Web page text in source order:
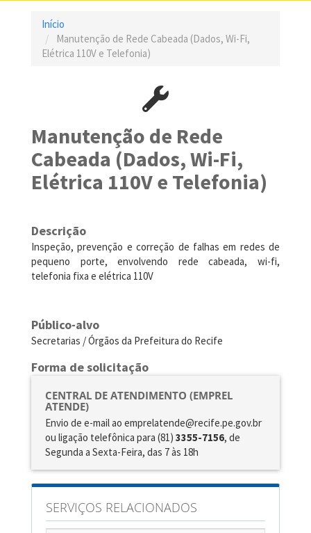
Início
Manutenção de Rede Cabeada (Dados, Wi-Fi,
Elétrica 110V e Telefonia)
Manutenção de Rede
Cabeada (Dados, Wi-Fi,
Elétrica 110V e Telefonia)
Descrição
Inspeção, prevenção e correção de falhas em redes de
pequeno porte, envolvendo rede cabeada, wi-fi,
telefonia fixa e elétrica 110V
Público-alvo
Secretarias / Órgãos da Prefeitura do Recife
Forma de solicitação
CENTRAL DE ATENDIMENTO (EMPREL
ATENDE)
Envio de e-mail ao emprelatende@recife.pe.gov.br
ou ligação telefônica para (81) 3355-7156, de
Segunda a Sexta-Feira, das 7 às 18h
SERVIÇOS RELACIONADOS